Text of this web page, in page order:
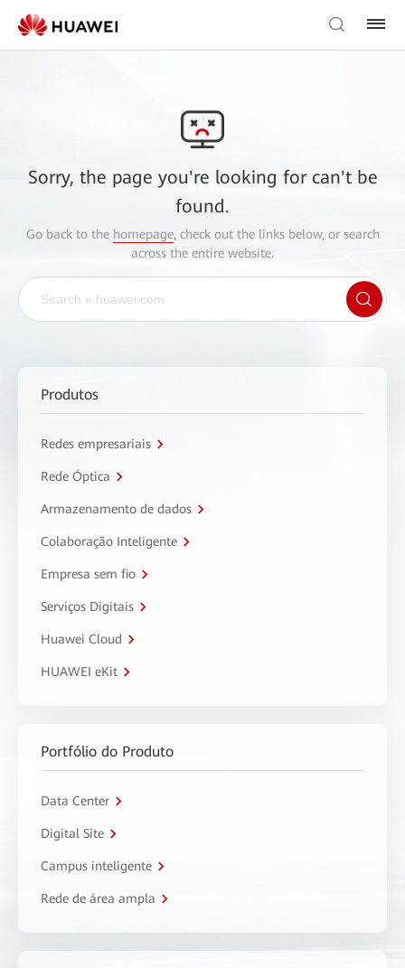
Sorry, the page you're looking for can't be
found.
Go back to the homepage, check out the links below, or search
across the entire website.
Produtos
Redes empresariais
Rede Óptica
Armazenamento de dados
Colaboração Inteligente
Empresa sem fio
Serviços Digitais
Huawei Cloud
HUAWEI eKit
Portfólio do Produto
Data Center
Digital Site
Campus inteligente
Rede de área ampla